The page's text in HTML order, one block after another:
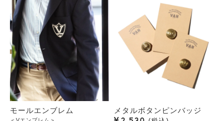
モールエンブレム メタルボタンピンバッジ